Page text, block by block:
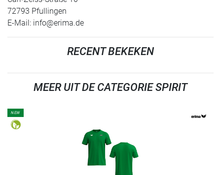
72793 Pfullingen
E-Mail: info@erima.de
RECENT BEKEKEN
MEER UIT DE CATEGORIE SPIRIT
NEW